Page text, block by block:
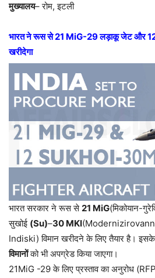
मुख्यालय– रोम, इटली
भारत ने रूस से 21 MiG-29 लड़ाकू जेट और
खरीदेगा
भारत सरकार ने रूस से21 MiG(मिकोयान-
सुखोई (Su)–30 MKI
Indiski) विमान खरीदने के लिए तैयार है। इसके
विमानोंको भी अपग्रेड किया जाएगा।
21MiG -29 के लिए प्रस्ताव का अनुरोध (RFP)